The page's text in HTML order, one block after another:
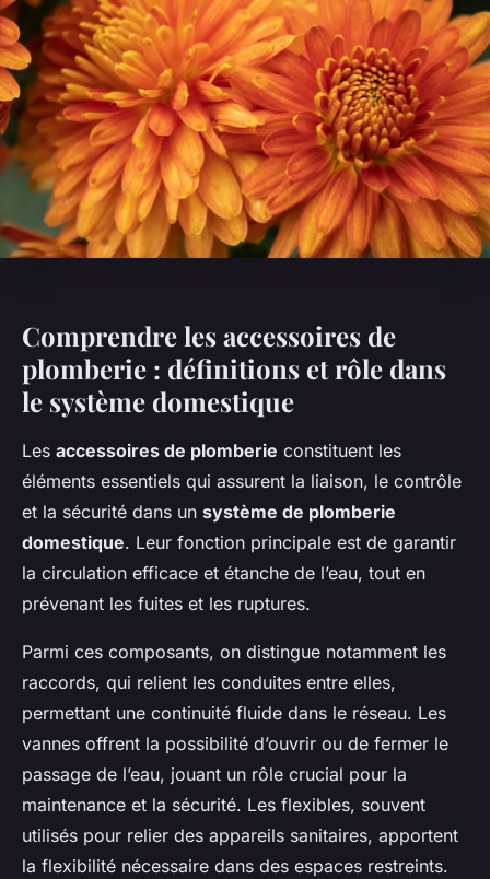
Comprendre les accessoires de
plomberie : définitions et rôle dans
le système domestique
Les accessoires de plomberie constituent les
éléments essentiels qui assurent la liaison, le contrôle
et la sécurité dans un système de plomberie
domestique. Leur fonction principale est de garantir
la circulation efficace et étanche de l’eau, tout en
prévenant les fuites et les ruptures.
Parmi ces composants, on distingue notamment les
raccords, qui relient les conduites entre elles,
permettant une continuité fluide dans le réseau. Les
vannes offrent la possibilité d’ouvrir ou de fermer le
passage de l’eau, jouant un rôle crucial pour la
maintenance et la sécurité. Les flexibles, souvent
utilisés pour relier des appareils sanitaires, apportent
la flexibilité nécessaire dans des espaces restreints.